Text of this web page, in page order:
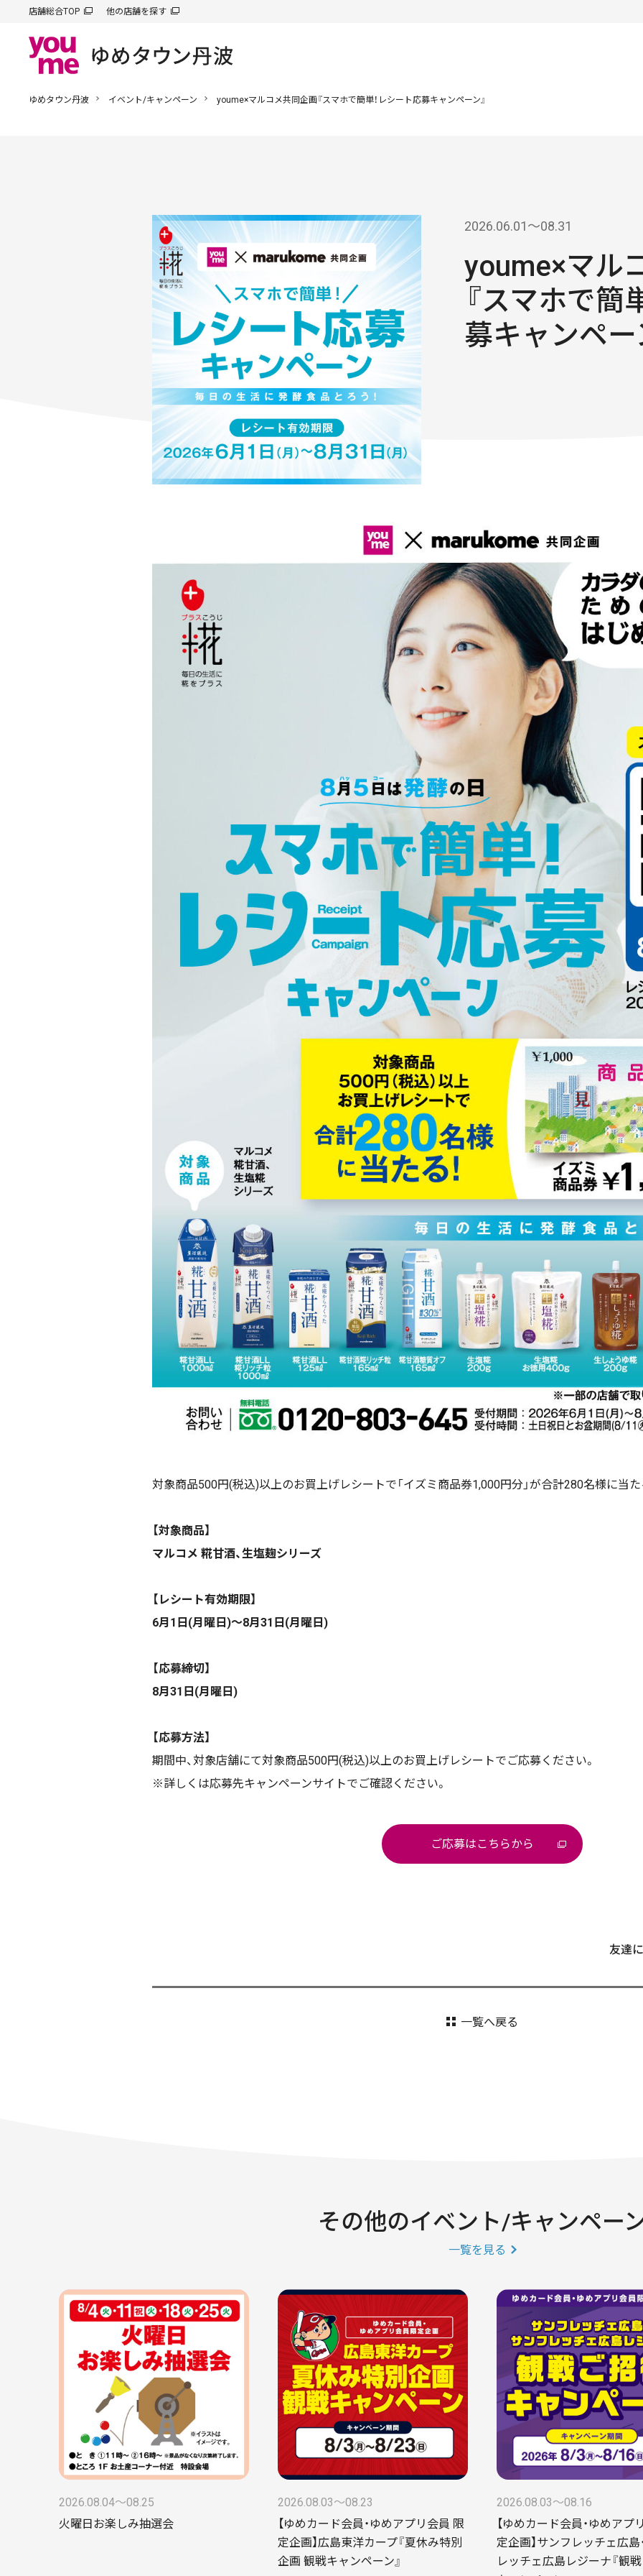
店舗総合TOP 他の店舗を探す
ゆめタウン丹波 イベント/キャンペーン youme×マルコメ共同企画『スマホで簡単！レシート応募キャンペーン』
2026.06.01〜08.31
youme×マル
『スマホで簡
募キャンペー
対象商品500円(税込)以上のお買上げレシートで「イズミ商品券1,000円分」が合計280名様に当た
【対象商品】
マルコメ 糀甘酒、生塩麹シリーズ
【レシート有効期限】
6月1日(月曜日)～8月31日(月曜日)
【応募締切】
8月31日(月曜日)
【応募方法】
期間中、対象店舗にて対象商品500円(税込)以上のお買上げレシートでご応募ください。
※詳しくは応募先キャンペーンサイトでご確認ください。
ご応募はこちらから
友達
一覧へ戻る
その他のイベント/キャンペー
一覧を見る
2026.08.04〜08.25
火曜日お楽しみ抽選会
2026.08.03〜08.23
【ゆめカード会員・ゆめアプリ会員 限
定企画】広島東洋カープ『夏休み特別
企画 観戦キャンペーン』
2026.08.03〜08.16
【ゆめカード会員・ゆめアプ
定企画】サンフレッチェ広島
レッチェ広島レジーナ『観